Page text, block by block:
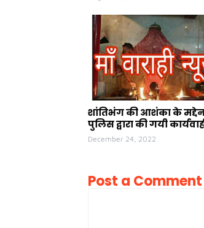
शांतिभंग की आशंका के
पुलिस द्वारा की गयी
December 24, 2022
Post a Comment